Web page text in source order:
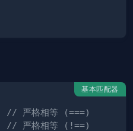
基本匹配器
// 严格相等 (===)
// 严格相等 (!==)